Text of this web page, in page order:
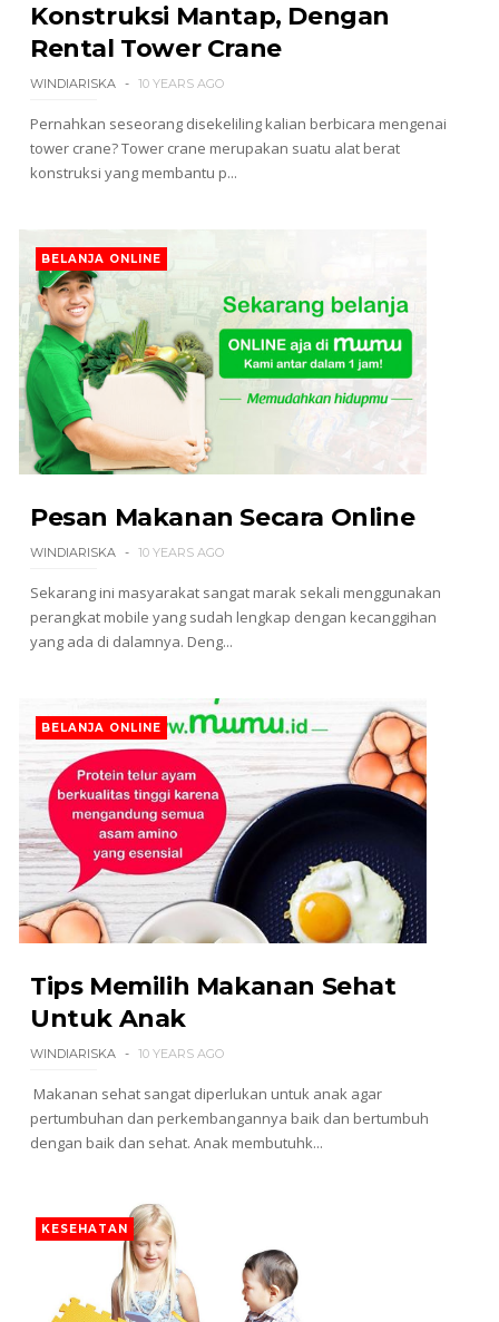
Konstruksi Mantap, Dengan
Rental Tower Crane
WINDIARISKA 10 YEARS AGO
Pernahkan seseorang disekeliling kalian berbicara mengenai
tower crane? Tower crane merupakan suatu alat berat
konstruksi yang membantu p...
BELANJA ONLINE
Pesan Makanan Secara Online
WINDIARISKA 10 YEARS AGO
Sekarang ini masyarakat sangat marak sekali menggunakan
perangkat mobile yang sudah lengkap dengan kecanggihan
yang ada di dalamnya. Deng...
BELANJA ONLINE
Tips Memilih Makanan Sehat
Untuk Anak
WINDIARISKA 10 YEARS AGO
Makanan sehat sangat diperlukan untuk anak agar
pertumbuhan dan perkembangannya baik dan bertumbuh
dengan baik dan sehat. Anak membutuhk...
KESEHATAN